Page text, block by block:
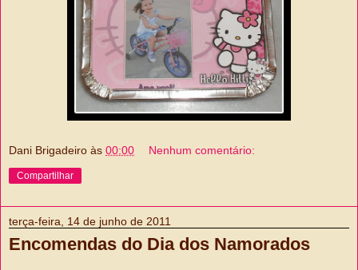
Dani Brigadeiro às 00:00 Nenhum comentário:
Compartilhar
terça-feira, 14 de junho de 2011
Encomendas do Dia dos Namorados